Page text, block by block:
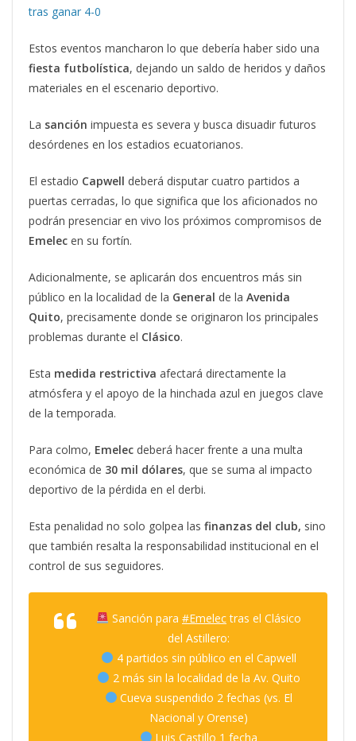
tras ganar 4-0
Estos eventos mancharon lo que debería haber sido una
fiesta futbolística, dejando un saldo de heridos y daños
materiales en el escenario deportivo.
La sanción impuesta es severa y busca disuadir futuros
desórdenes en los estadios ecuatorianos.
El estadio Capwell deberá disputar cuatro partidos a
puertas cerradas, lo que significa que los aficionados no
podrán presenciar en vivo los próximos compromisos de
Emelec en su fortín.
Adicionalmente, se aplicarán dos encuentros más sin
público en la localidad de la General de la Avenida
Quito, precisamente donde se originaron los principales
problemas durante el Clásico.
Esta medida restrictiva afectará directamente la
atmósfera y el apoyo de la hinchada azul en juegos clave
de la temporada.
Para colmo, Emelec deberá hacer frente a una multa
económica de 30 mil dólares, que se suma al impacto
deportivo de la pérdida en el derbi.
Esta penalidad no solo golpea las finanzas del club, sino
que también resalta la responsabilidad institucional en el
control de sus seguidores.
Sanción para #Emelectras el Clásico
del Astillero:
4 partidos sin público en el Capwell
2 más sin la localidad de la Av. Quito
Cueva suspendido 2 fechas (vs. El
Nacional y Orense)
Luis Castillo 1 fecha